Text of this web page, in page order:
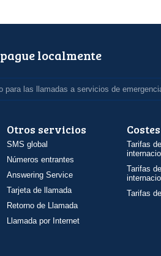
localmente
para las llamadas a servicios de
Otros servicios
SMS global
Números entrantes
Answering Service
Tarjeta de llamada
Retorno de Llamada
Llamada por Internet
Costes
Tarifas
Tarifas
Tarifas